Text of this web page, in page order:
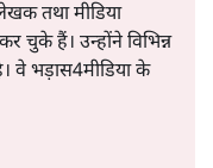
तथा मीडिया
चुके हैं। उन्होंने विभिन्न
वे भड़ास4मीडिया के